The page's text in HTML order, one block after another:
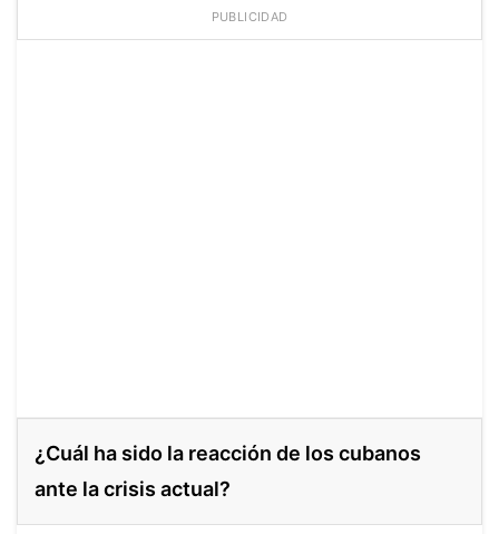
PUBLICIDAD
¿Cuál ha sido la reacción de los cubanos
ante la crisis actual?